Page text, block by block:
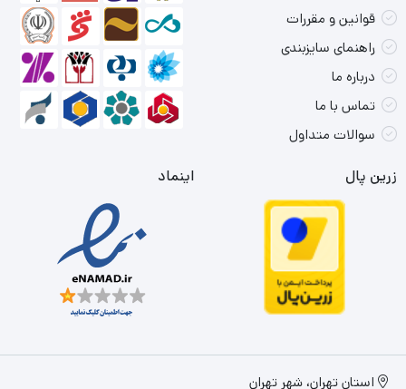
قوانین و مقررات
راهنمای سایزبندی
درباره ما
تماس با ما
سوالات متداول
زرین پال اینماد
استان تهران، شهر تهران